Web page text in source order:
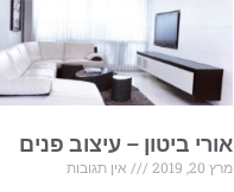
אורי ביטון – עיצוב פנים
מרץ 20, 2019
אין תגובות